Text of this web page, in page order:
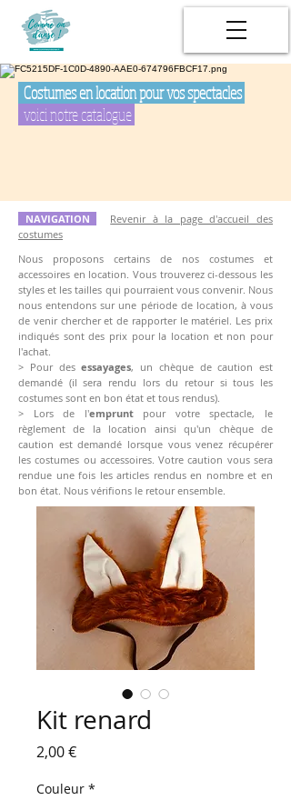
Costumes en location pour vos spectacles
voici notre catalogue
NAVIGATION
Revenir à la page d'accueil des
costumes
Nous proposons certains de nos costumes et
accessoires en location. Vous trouverez ci-dessous les
styles et les tailles qui pourraient vous convenir. Nous
nous entendons sur une période de location, à vous
de venir chercher et de rapporter le matériel. Les prix
indiqués sont des prix pour la location et non pour
l'achat.
> Pour desessayages, un chèque de caution est
demandé (il sera rendu lors du retour si tous les
costumes sont en bon état et tous rendus).
> Lors de l'empruntpour votre spectacle, le
règlement de la location ainsi qu'un chèque de
caution est demandé lorsque vous venez récupérer
les costumes ou accessoires. Votre caution vous sera
rendue une fois les articles rendus en nombre et en
bon état. Nous vérifions le retour ensemble.
Kit renard
2,00 €Prix
Couleur *